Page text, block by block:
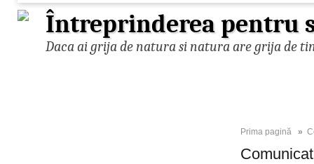
Întreprinderea pentru
Daca ai grija de natura si natura are grija de
Prima pagină »